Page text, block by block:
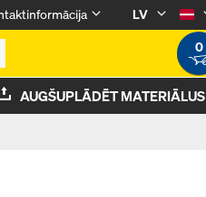
LV
0
AUGŠUPLĀDĒT MATERIĀLUS